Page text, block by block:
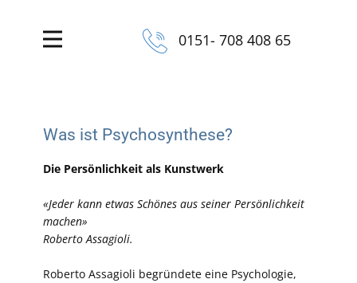
0151- 708 408 65
Was ist Psychosynthese?
Die Persönlichkeit als Kunstwerk
«Jeder kann etwas Schönes aus seiner Persönlichkeit
machen»
Roberto Assagioli.
Roberto Assagioli begründete eine Psychologie,